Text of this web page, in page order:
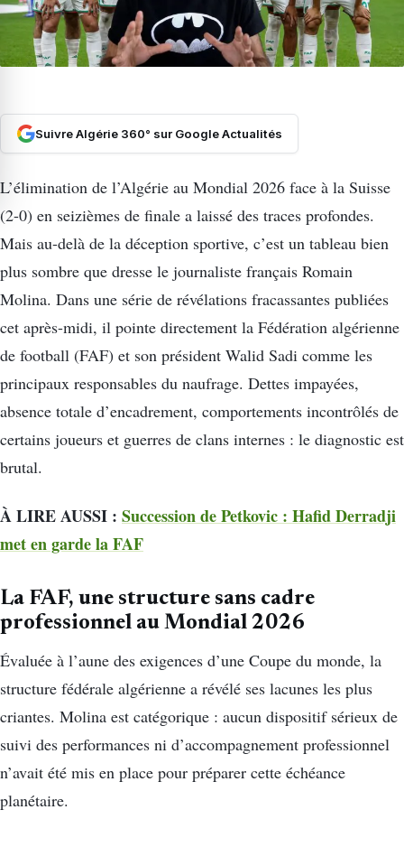
Suivre Algérie 360° sur Google Actualités
L’élimination de l’Algérie au Mondial 2026 face à la Suisse
(2-0) en seizièmes de finale a laissé des traces profondes.
Mais au-delà de la déception sportive, c’est un tableau bien
plus sombre que dresse le journaliste français Romain
Molina. Dans une série de révélations fracassantes publiées
cet après-midi, il pointe directement la Fédération algérienne
de football (FAF) et son président Walid Sadi comme les
principaux responsables du naufrage. Dettes impayées,
absence totale d’encadrement, comportements incontrôlés de
certains joueurs et guerres de clans internes : le diagnostic est
brutal.
À LIRE AUSSI : Succession de Petkovic : Hafid Derradji
met en garde la FAF
La FAF, une structure sans cadre
professionnel au Mondial 2026
Évaluée à l’aune des exigences d’une Coupe du monde, la
structure fédérale algérienne a révélé ses lacunes les plus
criantes. Molina est catégorique : aucun dispositif sérieux de
suivi des performances ni d’accompagnement professionnel
n’avait été mis en place pour préparer cette échéance
planétaire.